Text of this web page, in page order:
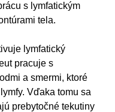
s lymfatickým
tela.
lymfatický
pracuje s
a smermi, ktoré
Vďaka tomu sa
prebytočné tekutiny